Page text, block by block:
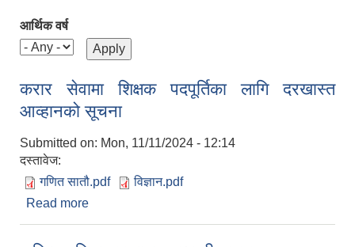
आर्थिक वर्ष
करार सेवामा शिक्षक पदपूर्तिका लागि दरखास्त
आव्हानको सूचना
Submitted on: Mon, 11/11/2024 - 12:14
दस्तावेज:
गणित सातौ.pdf
विज्ञान.pdf
Read more